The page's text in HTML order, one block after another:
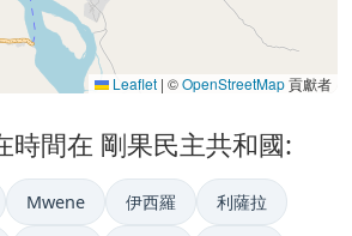
Leaflet | ©OpenStreetMap貢獻者
時間在 剛果民主共和國:
Mwene 伊西羅 利薩拉